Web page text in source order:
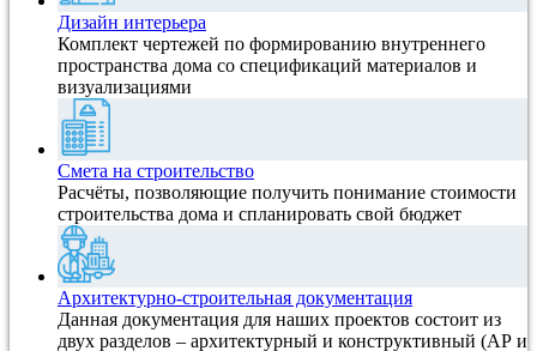
Дизайн интерьера
Комплект чертежей по формированию внутреннего
пространства дома со спецификаций материалов и
визуализациями
Смета на строительство
Расчёты, позволяющие получить понимание стоимости
строительства дома и спланировать свой бюджет
Архитектурно-строительная документация
Данная документация для наших проектов состоит из
двух разделов – архитектурный и конструктивный (АР и